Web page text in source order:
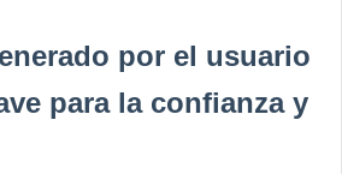
por el usuario
para la confianza y